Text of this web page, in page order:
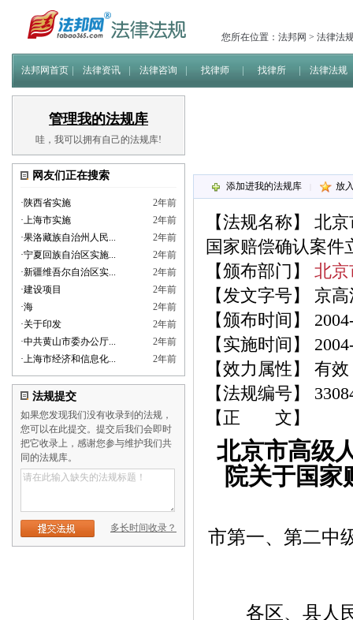
您所在位置： 法邦网 > 法律法
法邦网首页 法律资讯 法律咨询 找律师 找律所 法律法规
管理我的法规库
哇，我可以拥有自己的法规库!
网友们正在搜索
·陕西省实施
2年前
·上海市实施
2年前
·果洛藏族自治州人民...
2年前
·宁夏回族自治区实施...
2年前
·新疆维吾尔自治区实...
2年前
·建设项目
2年前
·海
2年前
·关于印发
2年前
·中共黄山市委办公厅...
2年前
·上海市经济和信息化... 2年前
法规提交
如果您发现我们没有收录到的法规，
您可以在此提交。提交后我们会即时
把它收录上，感谢您参与维护我们共
同的法规库。
多长时间收录？
添加进我的法规库 放
【法规名称】 北京
国家赔偿确认案件
【颁布部门】 北京
【发文字号】 京
【颁布时间】
【实施时间】
【效力属性】 有效
【法规编号】
【正 文】
北京市高级
院关于国家
市第一、第二中
各区、县人民